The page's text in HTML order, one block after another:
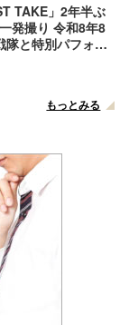
TAKE」2年半ぶ
発撮り 令和8年8
隊と特別パフォー
もっとみる